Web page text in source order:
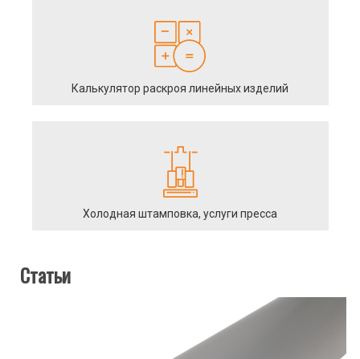
Калькулятор раскроя линейных изделий
Холодная штамповка, услуги пресса
Статьи